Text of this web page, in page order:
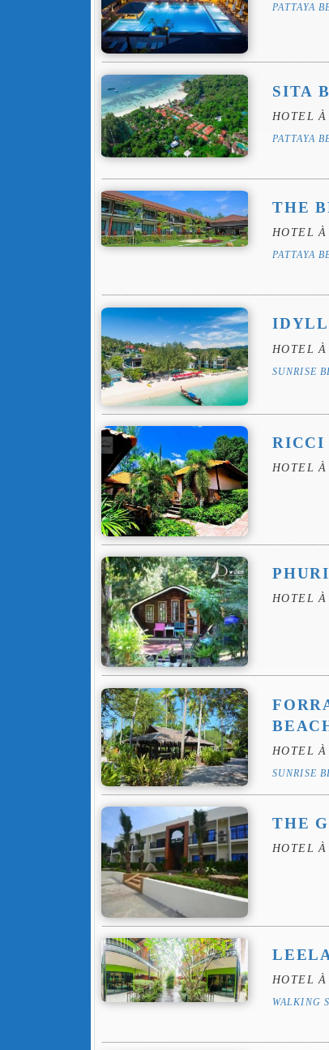
PATTAYA
SITA
HOTEL
PATTAYA
THE
HOTEL
PATTAYA
HOTEL
SUNRISE
RICCI
HOTEL
HOTEL
HOTEL
SUNRISE
THE
HOTEL
HOTEL
WALKING